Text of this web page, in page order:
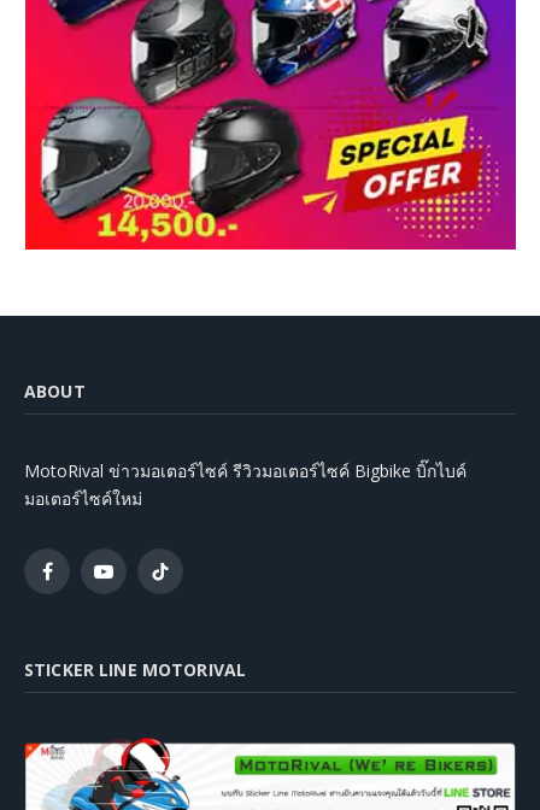
ABOUT
MotoRival ข่าวมอเตอร์ไซค์ รีวิวมอเตอร์ไซค์ Bigbike บิ๊กไบค์
มอเตอร์ไซค์ใหม่
FacebookYouTubeTikTok
STICKER LINE MOTORIVAL